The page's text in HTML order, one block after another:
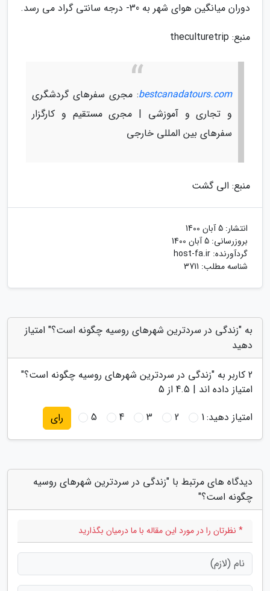
دوران میانگین هوای شهر به 30- درجه سانتی گراد می رسد.
منبع: theculturetrip
bestcanadatours.com: مجری سفرهای گردشگری
و تجاری و آموزشی | مجری مستقیم و کارگزار
سفرهای بین المللی خارجی
منبع: الی گشت
انتشار: 5 آبان 1400
بروزرسانی: 5 آبان 1400
گردآورنده: host-fa.ir
شناسه مطلب: 3711
به "زندگی در سردترین شهرهای روسیه چگونه است؟" امتیاز
دهید
2 کاربر به "زندگی در سردترین شهرهای روسیه چگونه است؟"
امتیاز داده اند | 4.5 از 5
امتیاز دهید:1
2
3
4
5 رای
دیدگاه های مرتبط با "زندگی در سردترین شهرهای روسیه
چگونه است؟"
* نظرتان را در مورد این مقاله با ما درمیان بگذارید